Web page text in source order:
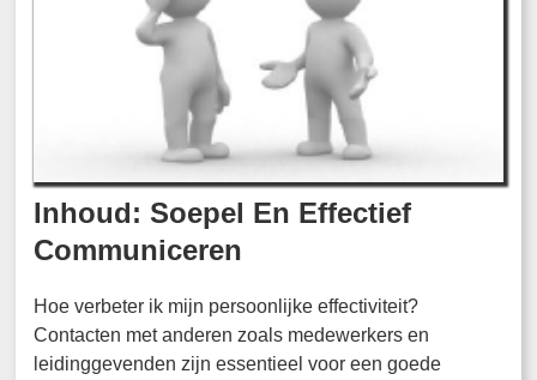
Inhoud: Soepel En Effectief
Communiceren
Hoe verbeter ik mijn persoonlijke effectiviteit?
Contacten met anderen zoals medewerkers en
leidinggevenden zijn essentieel voor een goede